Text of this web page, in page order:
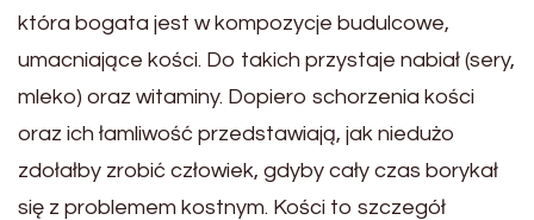
która bogata jest w kompozycje budulcowe,
umacniające kości. Do takich przystaje nabiał (sery,
mleko) oraz witaminy. Dopiero schorzenia kości
oraz ich łamliwość przedstawiają, jak niedużo
zdołałby zrobić człowiek, gdyby cały czas borykał
się z problemem kostnym. Kości to szczegół